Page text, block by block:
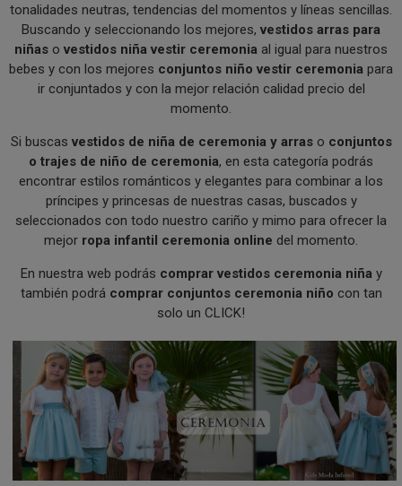
tonalidades neutras, tendencias del momentos y líneas sencillas.
Buscando y seleccionando los mejores, vestidos arras para
niñas o vestidos niña vestir ceremonia al igual para nuestros
bebes y con los mejores conjuntos niño vestir ceremonia para
ir conjuntados y con la mejor relación calidad precio del
momento.
Si buscas vestidos de niña de ceremonia y arraso conjuntos
o trajes de niño de ceremonia, en esta categoría podrás
encontrar estilos románticos y elegantes para combinar a los
príncipes y princesas de nuestras casas, buscados y
seleccionados con todo nuestro cariño y mimo para ofrecer la
mejor ropa infantil ceremonia online del momento.
En nuestra web podrás comprar vestidos ceremonia niñay
también podrá comprar conjuntos ceremonia niño con tan
solo un CLICK!